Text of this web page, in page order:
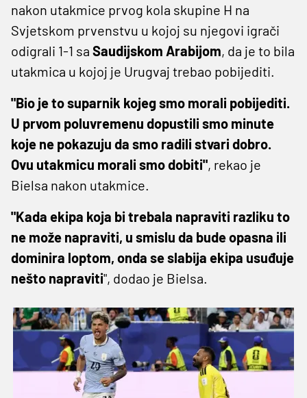
nakon utakmice prvog kola skupine H na
Svjetskom prvenstvu u kojoj su njegovi igrači
odigrali 1-1 sa Saudijskom Arabijom, da je to bila
utakmica u kojoj je Urugvaj trebao pobijediti.
"Bio je to suparnik kojeg smo morali pobijediti.
U prvom poluvremenu dopustili smo minute
koje ne pokazuju da smo radili stvari dobro.
Ovu utakmicu morali smo dobiti", rekao je
Bielsa nakon utakmice.
"Kada ekipa koja bi trebala napraviti razliku to
ne može napraviti, u smislu da bude opasna ili
dominira loptom, onda se slabija ekipa usuđuje
nešto napraviti", dodao je Bielsa.